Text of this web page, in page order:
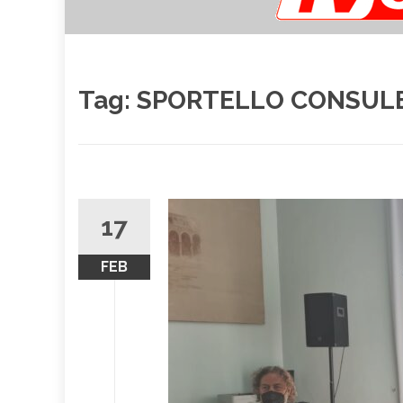
Tag: SPORTELLO
17
FEB